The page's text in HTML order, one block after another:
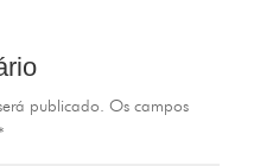
publicado. Os campos
*